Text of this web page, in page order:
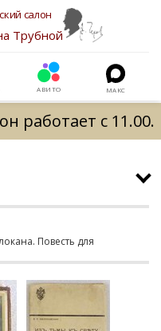
салон
Трубной
АВИТО МАКС
работает с 11.00.
Повесть для